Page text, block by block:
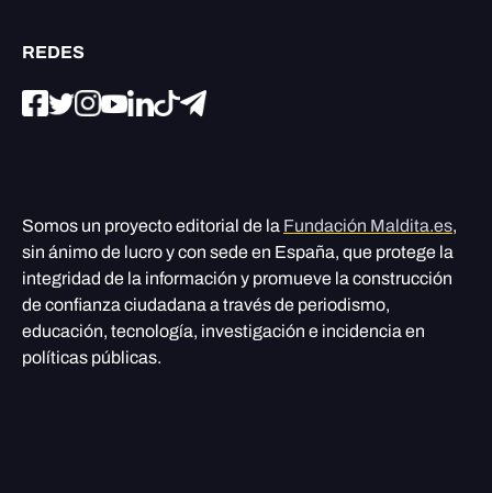
REDES
Somos un proyecto editorial de la Fundación Maldita.es,
sin ánimo de lucro y con sede en España, que protege la
integridad de la información y promueve la construcción
de confianza ciudadana a través de periodismo,
educación, tecnología, investigación e incidencia en
políticas públicas.